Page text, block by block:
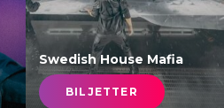
Swedish House Mafia
BILJETTER